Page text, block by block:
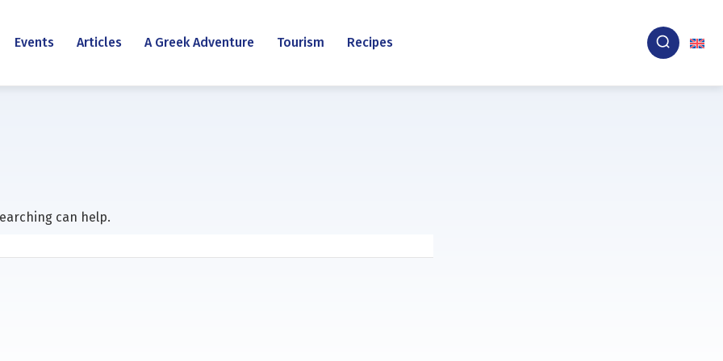
Events Articles A Greek Adventure Tourism Recipes
can help.